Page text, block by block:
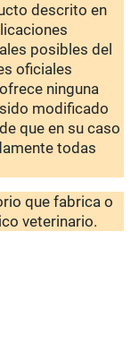
descrito en
posibles del
oficiales
ninguna
modificado
que en su caso
todas
que fabrica o
veterinario.